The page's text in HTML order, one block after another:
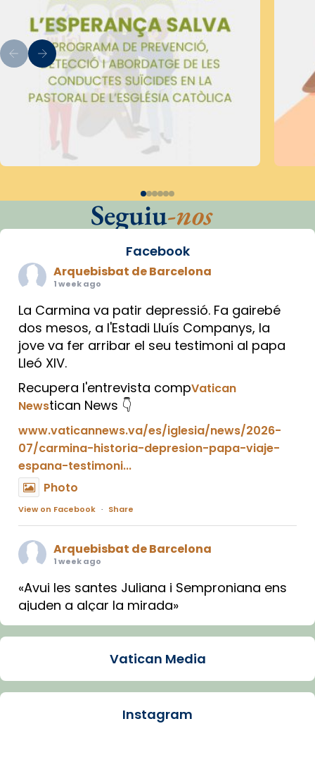
Seguiu-nos
Facebook
Arquebisbat de Barcelona
1 week ago
La Carmina va patir depressió. Fa gairebé
dos mesos, a l'Estadi Lluís Companys, la
jove va fer arribar el seu testimoni al papa
Lleó XIV.
Recupera l'entrevista compVatican
Newstican News 👇
www.vaticannews.va/es/iglesia/news/2026-
07/carmina-historia-depresion-papa-viaje-
espana-testimoni...
Photo
View on Facebook · Share
Arquebisbat de Barcelona
1 week ago
«Avui les santes Juliana i Semproniana ens
ajuden a alçar la mirada»
Mons. Sergi Gordo, bisbe de Tortosa, ha
Santes de Mataró.
🔗tinyurl.com/cvu5jmbk
Vatican Media
Instagram